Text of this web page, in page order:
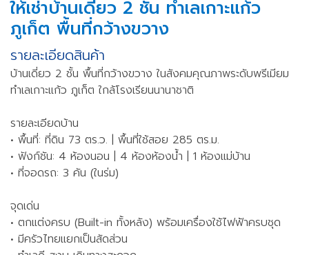
ให้เช่าบ้านเดี่ยว 2 ชั้น ทำเลเกาะแก้ว
ภูเก็ต พื้นที่กว้างขวาง
รายละเอียดสินค้า
บ้านเดี่ยว 2 ชั้น พื้นที่กว้างขวาง ในสังคมคุณภาพระดับพรีเมียม
ทำเลเกาะแก้ว ภูเก็ต ใกล้โรงเรียนนานาชาติ
รายละเอียดบ้าน
• พื้นที่: ที่ดิน 73 ตร.ว. | พื้นที่ใช้สอย 285 ตร.ม.
• ฟังก์ชัน: 4 ห้องนอน | 4 ห้องห้องน้ำ | 1 ห้องแม่บ้าน
• ที่จอดรถ: 3 คัน (ในร่ม)
จุดเด่น
• ตกแต่งครบ (Built-in ทั้งหลัง) พร้อมเครื่องใช้ไฟฟ้าครบชุด
• มีครัวไทยแยกเป็นสัดส่วน